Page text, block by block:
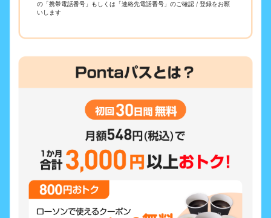
の​「携帯電話番号」も​しくは「連絡先電話番号」の​ご確認 / 登録を​お願
いします